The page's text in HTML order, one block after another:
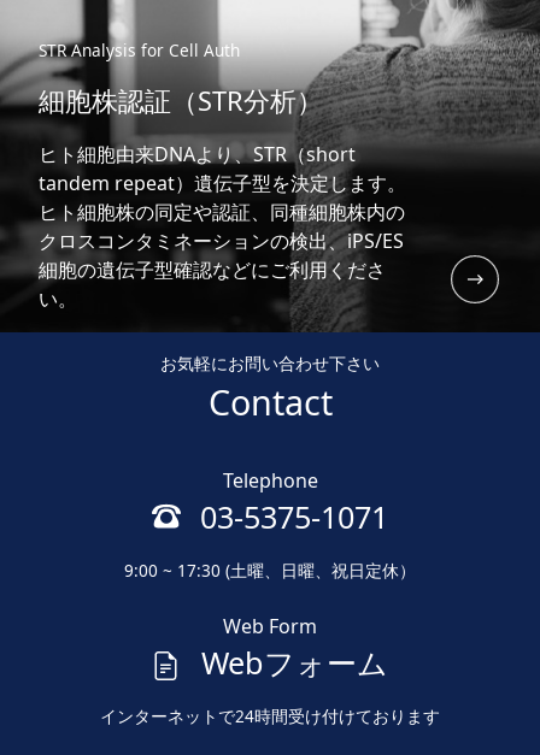
STR Analysis for Cell Auth
細胞株認証（STR分析）
ヒト細胞由来DNAより、STR（short
tandem repeat）遺伝子型を決定します。
ヒト細胞株の同定や認証、同種細胞株内の
クロスコンタミネーションの検出、iPS/ES
細胞の遺伝子型確認などにご利用くださ
い。
お気軽にお問い合わせ下さい
Contact
Telephone
03-5375-1071
9:00 ~ 17:30 (土曜、日曜、祝日定休）
Web Form
Webフォーム
インターネットで24時間受け付けております